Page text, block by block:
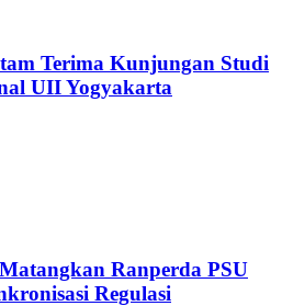
Terima Kunjungan Studi
UII Yogyakarta
Ranperda PSU
Regulasi